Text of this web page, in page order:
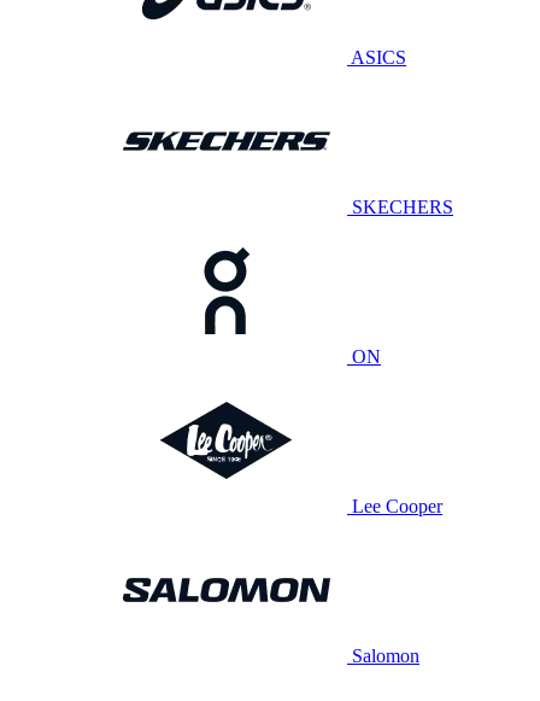
ASICS
SKECHERS
ON
Lee Cooper
Salomon